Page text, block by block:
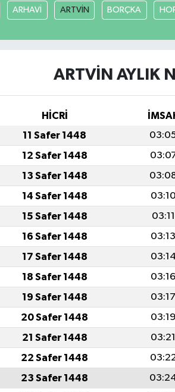
ARHAVİ ARTVİN BORÇKA
ARTVİN AYLIK
HİCRİ
11 Safer 1448
12 Safer 1448
13 Safer 1448
14 Safer 1448 03:10
15 Safer 1448 03:11
16 Safer 1448 03:13
17 Safer 1448 03:14
18 Safer 1448 03:16
19 Safer 1448 03:17
20 Safer 1448 03:19
21 Safer 1448 03:21
22 Safer 1448
23 Safer 1448